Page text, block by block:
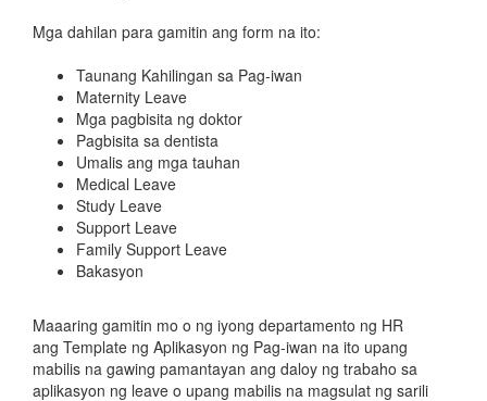
Mga dahilan para gamitin ang form na ito:
Taunang Kahilingan sa Pag-iwan
Maternity Leave
Mga pagbisita ng doktor
Pagbisita sa dentista
Umalis ang mga tauhan
Medical Leave
Study Leave
Support Leave
Family Support Leave
Bakasyon
Maaaring gamitin mo o ng iyong departamento ng HR
ang Template ng Aplikasyon ng Pag-iwan na ito upang
mabilis na gawing pamantayan ang daloy ng trabaho sa
aplikasyon ng leave o upang mabilis na magsulat ng sarili